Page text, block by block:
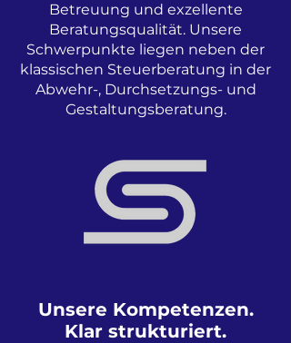
Betreuung und exzellente
Beratungsqualität. Unsere
Schwerpunkte liegen neben der
klassischen Steuerberatung in der
Abwehr-, Durchsetzungs- und
Gestaltungsberatung.
Unsere Kompetenzen.
Klar strukturiert.